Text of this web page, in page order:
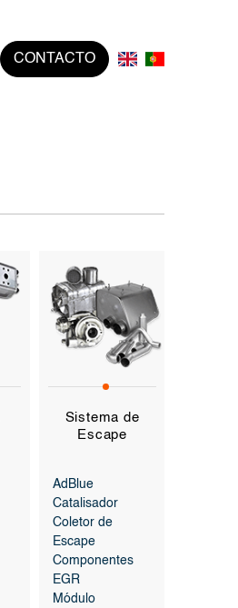
CONTACTO
Sistema de
Escape
AdBlue
Catalisador
Coletor de
Escape
Componentes
EGR
Módulo